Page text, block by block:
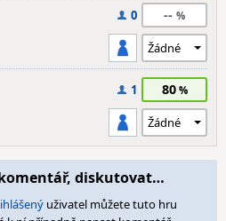
0 --
1 80
diskutovat…
uživatel můžete tuto hru